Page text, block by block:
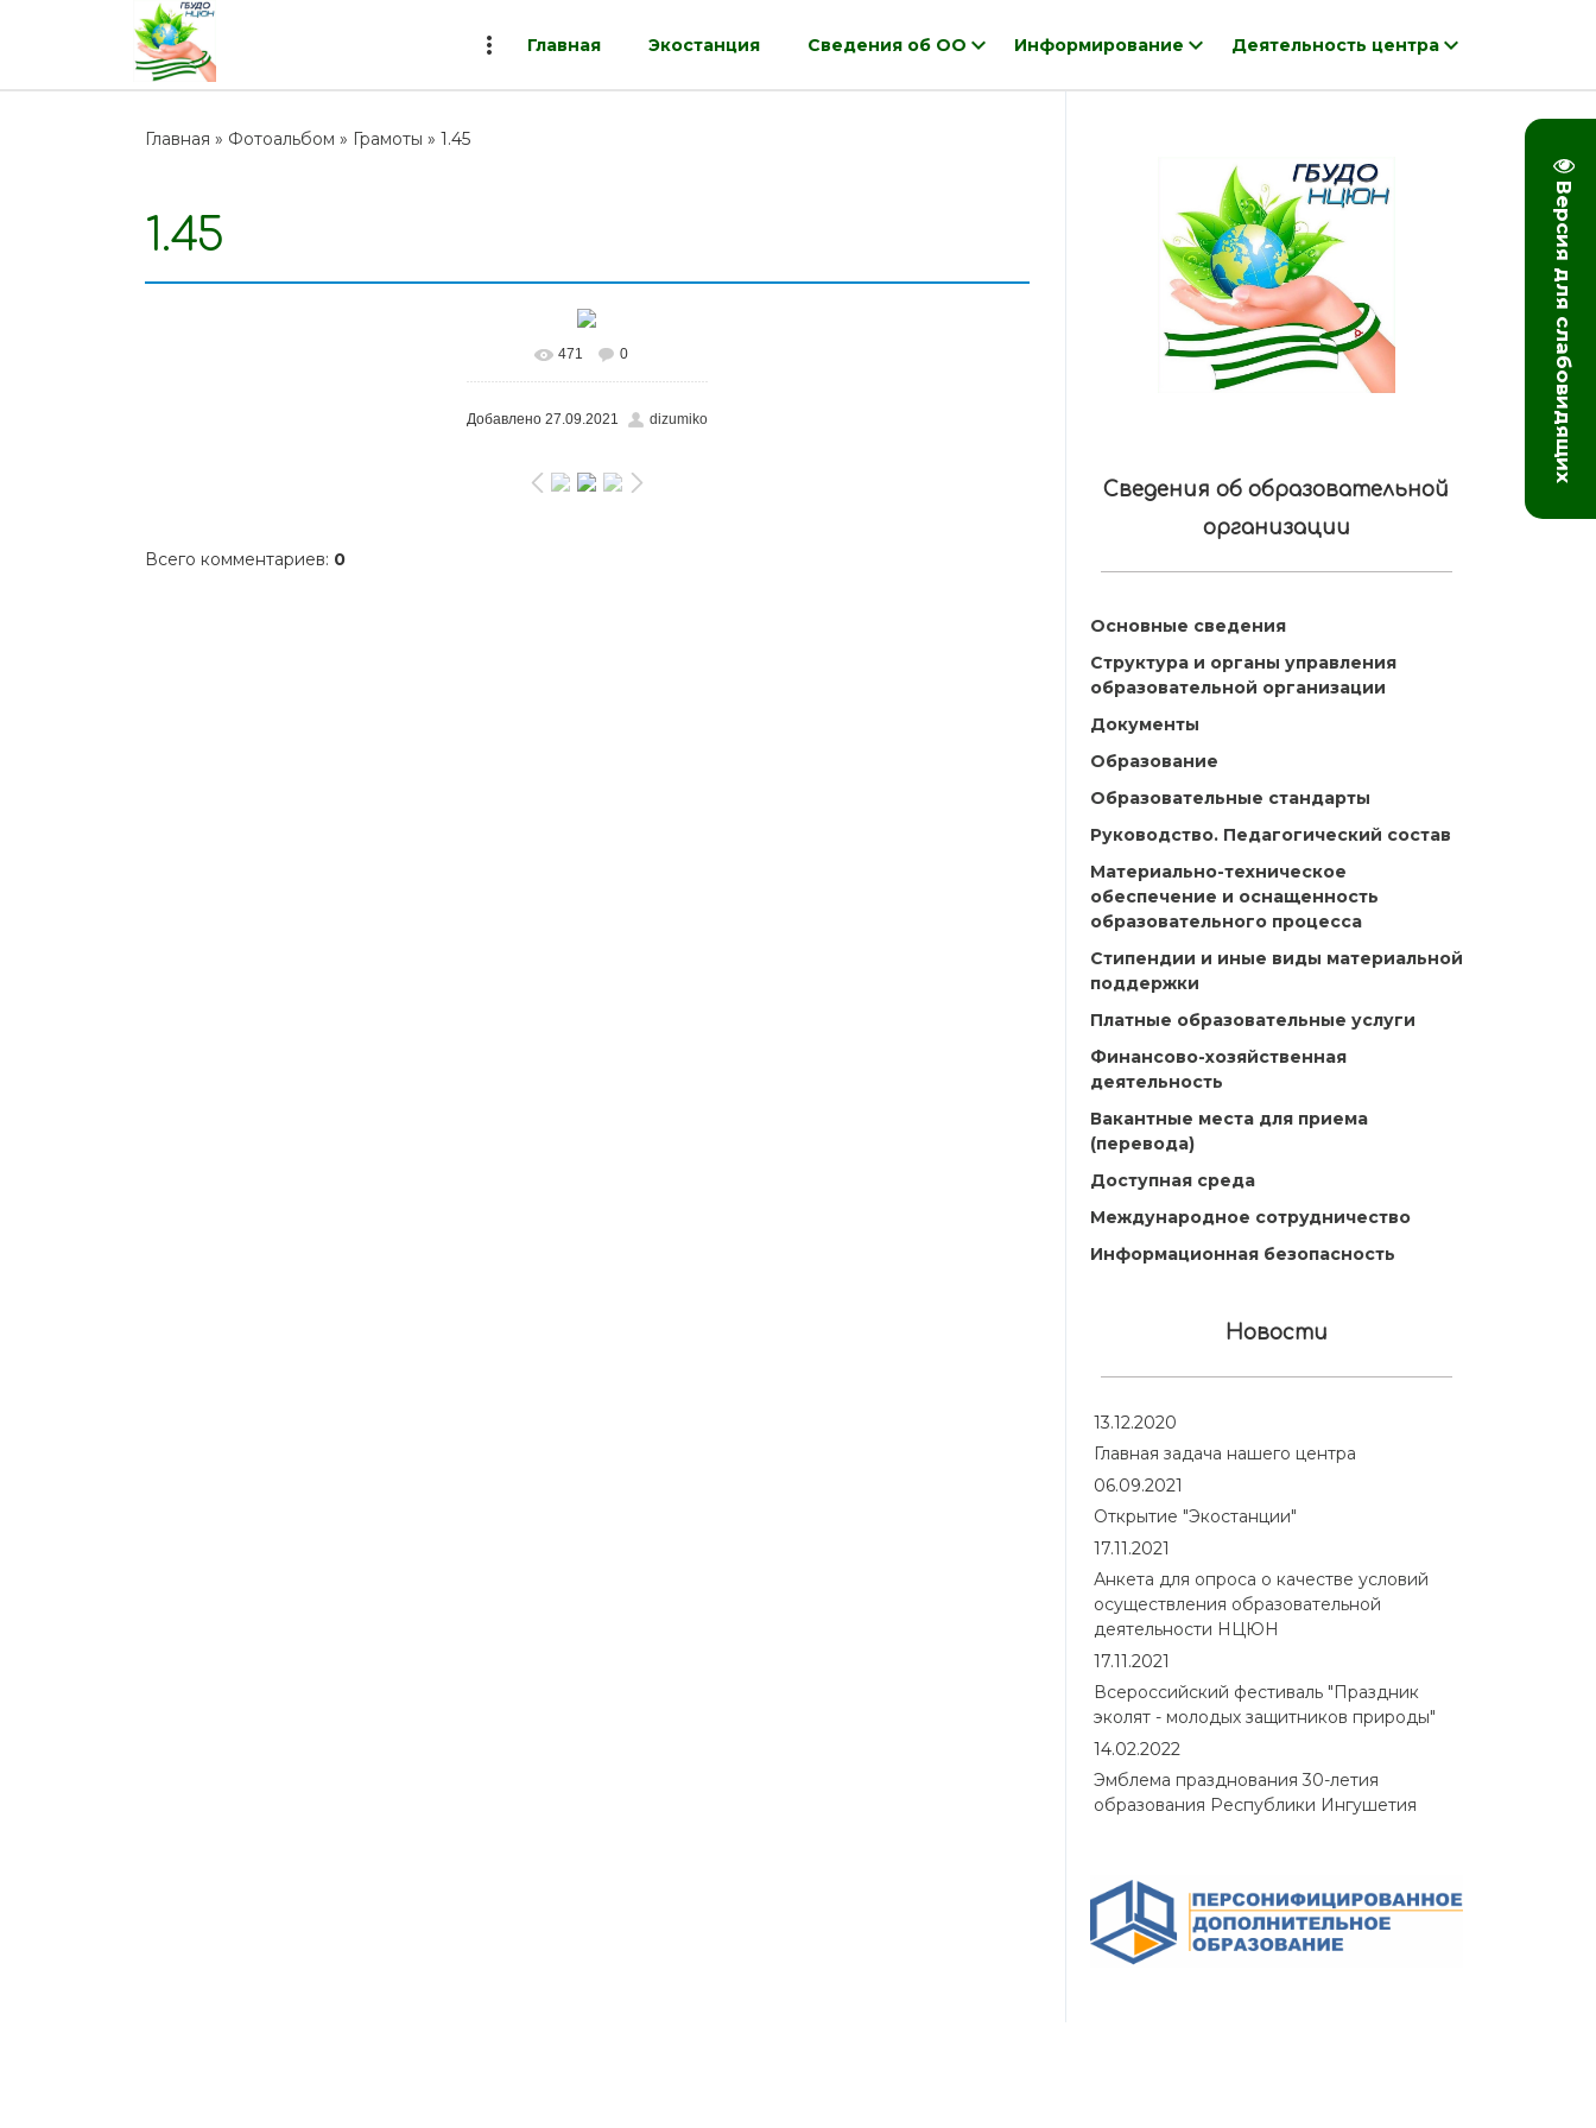
Версия для слабовидящих
more_vert Главная Экостанция Сведения об ОО Информирование Деятельность центра
Главная » Фотоальбом » Грамоты » 1.45
1.45
В реальном размере
848x1100/ 191.0Kb
471 0
Добавлено27.09.2021 dizumiko
Всего комментариев: 0
Сведения об образовательной
организации
Основные сведения
Структура и органы управления
образовательной организации
Документы
Образование
Образовательные стандарты
Руководство. Педагогический состав
Материально-техническое
обеспечение и оснащенность
образовательного процесса
Стипендии и иные виды материальной
поддержки
Платные образовательные услуги
Финансово-хозяйственная
деятельность
Вакантные места для приема
(перевода)
Доступная среда
Международное сотрудничество
Информационная безопасность
Новости
13.12.2020
Главная задача нашего центра
06.09.2021
Открытие "Экостанции"
17.11.2021
Анкета для опроса о качестве условий
осуществления образовательной
деятельности НЦЮН
17.11.2021
Всероссийский фестиваль "Праздник
эколят - молодых защитников природы"
14.02.2022
Эмблема празднования 30-летия
образования Республики Ингушетия